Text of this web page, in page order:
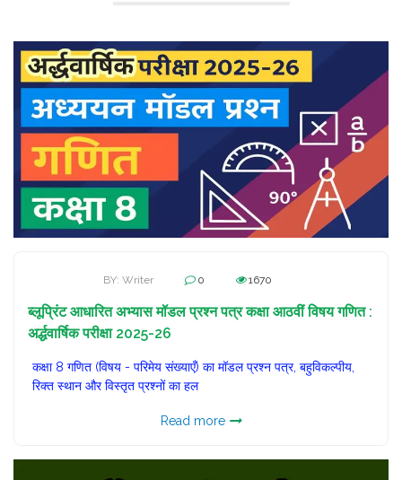
BY: Writer 0 1670
ब्लूप्रिंट आधारित अभ्यास मॉडल प्रश्न पत्र कक्षा आठवीं विषय गणित :
अर्द्धवार्षिक परीक्षा 2025-26
कक्षा 8 गणित (विषय - परिमेय संख्याएँ) का मॉडल प्रश्न पत्र, बहुविकल्पीय,
रिक्त स्थान और विस्तृत प्रश्नों का हल
Read more